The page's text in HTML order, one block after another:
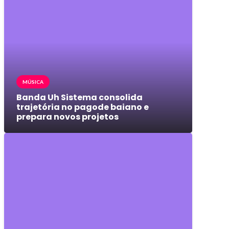
MÚSICA
Banda Uh Sistema consolida
trajetória no pagode baiano e
prepara novos projetos